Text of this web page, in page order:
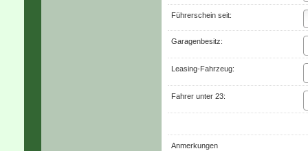
Führerschein seit:
Garagenbesitz:
Leasing-Fahrzeug:
Fahrer unter 23:
Anmerkungen